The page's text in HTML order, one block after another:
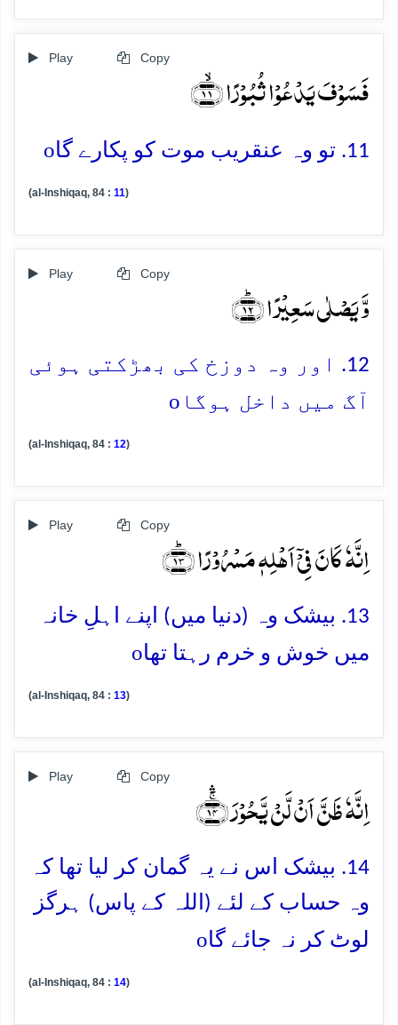
Play Copy
فَسَوۡفَ یَدۡعُوۡا ثُبُوۡرًا ﴿ۙ۱۱﴾
11. تو وہ عنقریب موت کو پکارے گا o
(al-Inshiqaq, 84 : 11)
Play Copy
وَّ یَصۡلٰی سَعِیۡرًا ﴿ؕ۱۲﴾
12. اور وہ دوزخ کی بھڑکتی ہوئی
آگ میں داخل ہوگا o
(al-Inshiqaq, 84 : 12)
Play Copy
اِنَّہٗ کَانَ فِیۡۤ اَہۡلِہٖ مَسۡرُوۡرًا ﴿ؕ۱۳﴾
13. بیشک وہ (دنیا میں) اپنے اہلِ خانہ
میں خوش و خرم رہتا تھاo
(al-Inshiqaq, 84 : 13)
Play Copy
اِنَّہٗ ظَنَّ اَنۡ لَّنۡ یَّحُوۡرَ ﴿ۚۛ۱۴﴾
14. بیشک اس نے یہ گمان کر لیا تھا کہ
وہ حساب کے لئے (اللہ کے پاس) ہرگز
لوٹ کر نہ جائے گاo
(al-Inshiqaq, 84 : 14)